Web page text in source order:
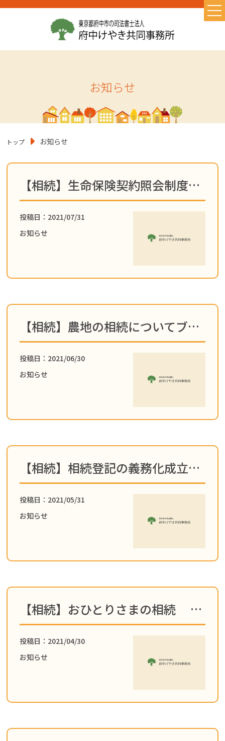
TOP
初めての方へ
よくある質問
初めての相続・相続の基礎知識
遺言書作成
コラム
事務所概要・初めての方へ
るメリット
こんなお悩みありませんか？
お知らせ
トップ お知らせ
【相続】生命保険契約照会制度についてブログを更新しました！
投稿日：2021/07/31
お知らせ
【相続】農地の相続についてブログを更新しました！
投稿日：2021/06/30
お知らせ
【相続】相続登記の義務化成立についてブログを更新しました！
投稿日：2021/05/31
お知らせ
【相続】おひとりさまの相続 その②についてブログを更新しました！
投稿日：2021/04/30
お知らせ